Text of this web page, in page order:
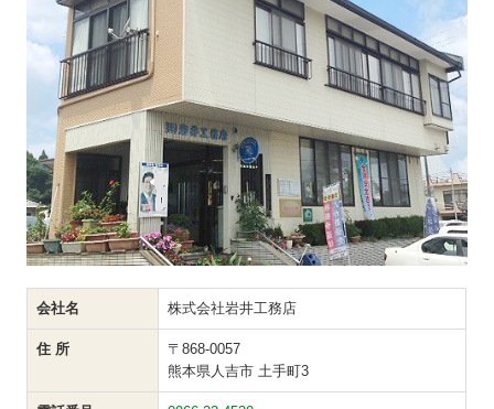
会社名 株式会社岩井工務店
住 所
〒868-0057
熊本県人吉市 土手町3